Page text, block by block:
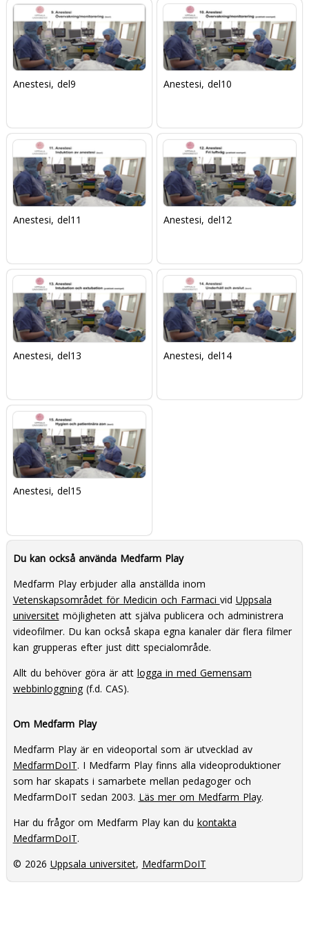
Anestesi, del9 Anestesi, del10
Anestesi, del11 Anestesi, del12
Anestesi, del13 Anestesi, del14
Anestesi, del15
Du kan också använda Medfarm Play
Medfarm Play erbjuder alla anställda inom
Vetenskapsområdet för Medicin och Farmaci vid Uppsala
universitetmöjligheten att själva publicera och administrera
videofilmer. Du kan också skapa egna kanaler där flera filmer
kan grupperas efter just ditt specialområde.
Allt du behöver göra är att logga in med Gemensam
webbinloggning(f.d. CAS).
Om Medfarm Play
Medfarm Play är en videoportal som är utvecklad av
MedfarmDoIT. I Medfarm Play finns alla videoproduktioner
som har skapats i samarbete mellan pedagoger och
MedfarmDoIT sedan 2003. Läs mer om Medfarm Play.
Har du frågor om Medfarm Play kan du kontakta
MedfarmDoIT.
© 2026 Uppsala universitet, MedfarmDoIT